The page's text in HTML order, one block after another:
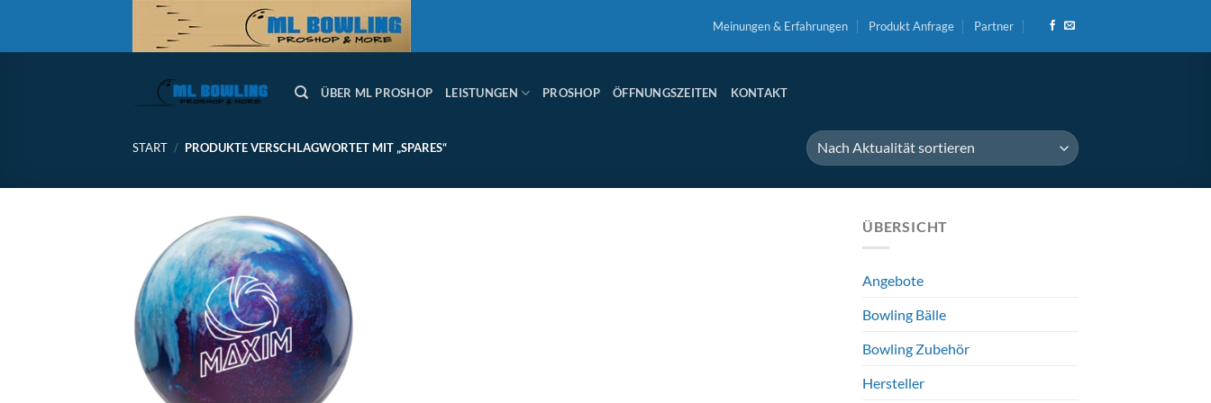
springen
Meinungen & Erfahrungen Produkt Anfrage Partner
ÜBER ML PROSHOP LEISTUNGEN PROSHOP ÖFFNUNGSZEITEN KONTAKT
START / PRODUKTE VERSCHLAGWORTET MIT „SPARES“
ÜBERSICHT
Angebote
Bowling Bälle
Bowling Zubehör
Hersteller